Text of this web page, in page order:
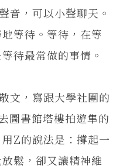
，可以小聲聊天。
等待。等待，在等
待最常做的事情。
，寫跟大學社團的
圖書館塔樓拍遊隼的
Z的說法是：撐起一
鬆，卻又讓精神維